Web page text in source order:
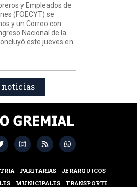
y Empleados de
(FOECYT) se
y un Correo con
Nacional de la
este jueves en
noticias
PARITARIAS
JERÁRQUICOS
MUNICIPALES TRANSPORTE